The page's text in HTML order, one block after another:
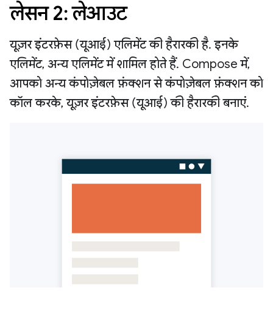
लेसन 2: लेआउट
यूज़र इंटरफ़ेस (यूआई) एलिमेंट की हैरारकी है. इनके
एलिमेंट, अन्य एलिमेंट में शामिल होते हैं. Compose में,
आपको अन्य कंपोज़ेबल फ़ंक्शन से कंपोज़ेबल फ़ंक्शन को
कॉल करके, यूज़र इंटरफ़ेस (यूआई) की हैरारकी बनाएं.